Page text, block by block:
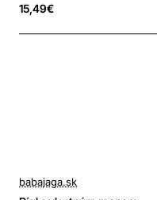
15,49€
babajaga.sk